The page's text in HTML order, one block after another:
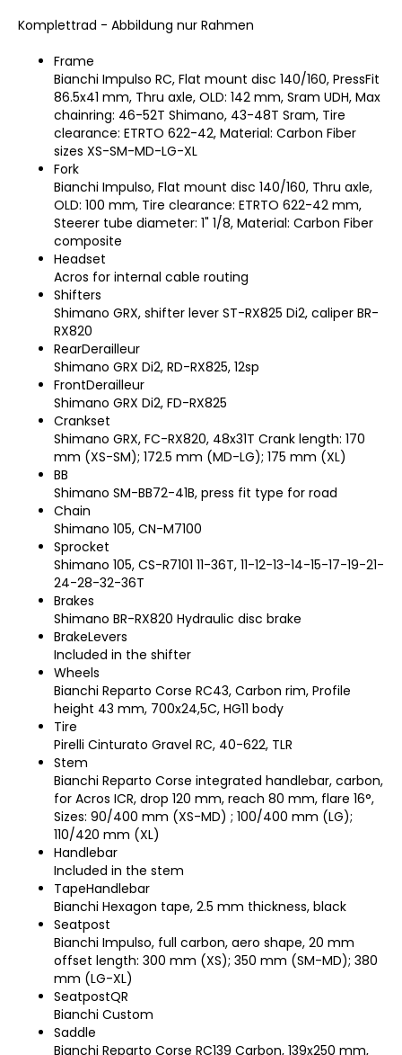
Komplettrad - Abbildung nur Rahmen
Frame
Bianchi Impulso RC, Flat mount disc 140/160, PressFit
86.5x41 mm, Thru axle, OLD: 142 mm, Sram UDH, Max
chainring: 46-52T Shimano, 43-48T Sram, Tire
clearance: ETRTO 622-42, Material: Carbon Fiber
sizes XS-SM-MD-LG-XL
Fork
Bianchi Impulso, Flat mount disc 140/160, Thru axle,
OLD: 100 mm, Tire clearance: ETRTO 622-42 mm,
Steerer tube diameter: 1" 1/8, Material: Carbon Fiber
composite
Headset
Acros for internal cable routing
Shifters
Shimano GRX, shifter lever ST-RX825 Di2, caliper BR-
RX820
RearDerailleur
Shimano GRX Di2, RD-RX825, 12sp
FrontDerailleur
Shimano GRX Di2, FD-RX825
Crankset
Shimano GRX, FC-RX820, 48x31T Crank length: 170
mm (XS-SM); 172.5 mm (MD-LG); 175 mm (XL)
BB
Shimano SM-BB72-41B, press fit type for road
Chain
Shimano 105, CN-M7100
Sprocket
Shimano 105, CS-R7101 11-36T, 11-12-13-14-15-17-19-21-
24-28-32-36T
Brakes
Shimano BR-RX820 Hydraulic disc brake
BrakeLevers
Included in the shifter
Wheels
Bianchi Reparto Corse RC43, Carbon rim, Profile
height 43 mm, 700x24,5C, HG11 body
Tire
Pirelli Cinturato Gravel RC, 40-622, TLR
Stem
Bianchi Reparto Corse integrated handlebar, carbon,
for Acros ICR, drop 120 mm, reach 80 mm, flare 16°,
Sizes: 90/400 mm (XS-MD) ; 100/400 mm (LG);
110/420 mm (XL)
Handlebar
Included in the stem
TapeHandlebar
Bianchi Hexagon tape, 2.5 mm thickness, black
Seatpost
Bianchi Impulso, full carbon, aero shape, 20 mm
offset length: 300 mm (XS); 350 mm (SM-MD); 380
mm (LG-XL)
SeatpostQR
Bianchi Custom
Saddle
Bianchi Reparto Corse RC139 Carbon, 139x250 mm,